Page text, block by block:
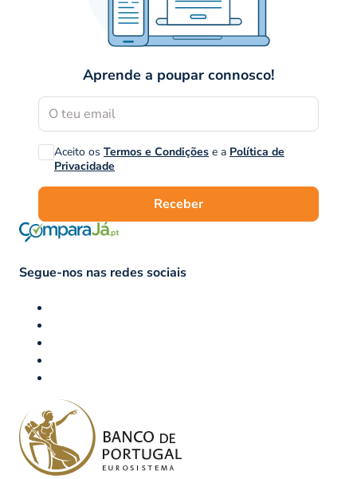
Aprende a poupar connosco!
Aceito os Termos e Condições e a Política de
Privacidade
Receber
Segue-nos nas redes sociais